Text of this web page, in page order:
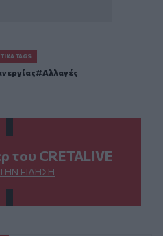
TAGS
Αλλαγές
του CRETALIVE
ΕΊΔΗΣΗ